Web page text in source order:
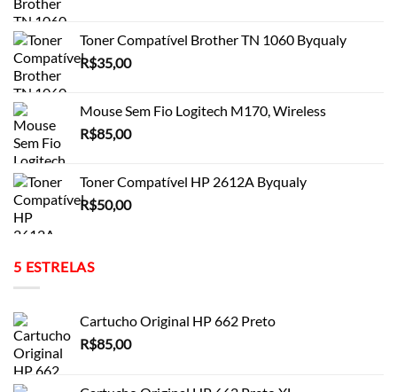
Toner Compatível Brother TN 1060 Byqualy
R$35,00
Mouse Sem Fio Logitech M170, Wireless
R$85,00
Toner Compatível HP 2612A Byqualy
R$50,00
5 ESTRELAS
Cartucho Original HP 662 Preto
R$85,00